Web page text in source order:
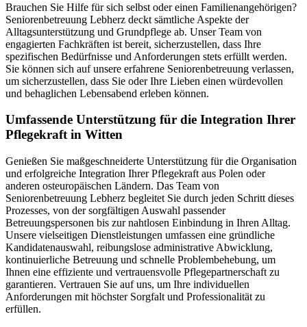
Brauchen Sie Hilfe für sich selbst oder einen Familienangehörigen?
Seniorenbetreuung Lebherz deckt sämtliche Aspekte der
Alltagsunterstützung und Grundpflege ab. Unser Team von
engagierten Fachkräften ist bereit, sicherzustellen, dass Ihre
spezifischen Bedürfnisse und Anforderungen stets erfüllt werden.
Sie können sich auf unsere erfahrene Seniorenbetreuung verlassen,
um sicherzustellen, dass Sie oder Ihre Lieben einen würdevollen
und behaglichen Lebensabend erleben können.
Umfassende Unterstützung für die Integration Ihrer
Pflegekraft in Witten
Genießen Sie maßgeschneiderte Unterstützung für die Organisation
und erfolgreiche Integration Ihrer Pflegekraft aus Polen oder
anderen osteuropäischen Ländern. Das Team von
Seniorenbetreuung Lebherz begleitet Sie durch jeden Schritt dieses
Prozesses, von der sorgfältigen Auswahl passender
Betreuungspersonen bis zur nahtlosen Einbindung in Ihren Alltag.
Unsere vielseitigen Dienstleistungen umfassen eine gründliche
Kandidatenauswahl, reibungslose administrative Abwicklung,
kontinuierliche Betreuung und schnelle Problembehebung, um
Ihnen eine effiziente und vertrauensvolle Pflegepartnerschaft zu
garantieren. Vertrauen Sie auf uns, um Ihre individuellen
Anforderungen mit höchster Sorgfalt und Professionalität zu
erfüllen.